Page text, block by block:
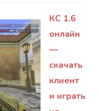
КС 1.6
онлайн
—
скачать
клиент
и играть